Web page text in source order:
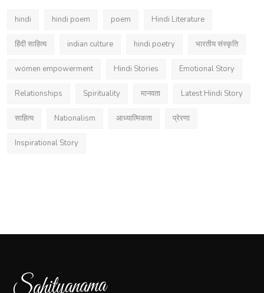
hindi hindi poem poem Hindi Literature
हिंदी साहित्य indian culture hindi poetry भारतीय संस्कृति
women empowerment Hindi Stories Emotional Story
Relationships Spirituality मानवता Latest Hindi Story
साहित्य Nationalism आध्यात्मिकता प्रेरणा
Inspirational Story